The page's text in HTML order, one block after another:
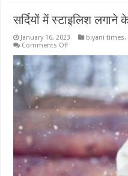
सर्दियों में स्टाइलिश लगाने
January 16, 2023 biyani times,
Comments Offon
के
अपनाएं
7